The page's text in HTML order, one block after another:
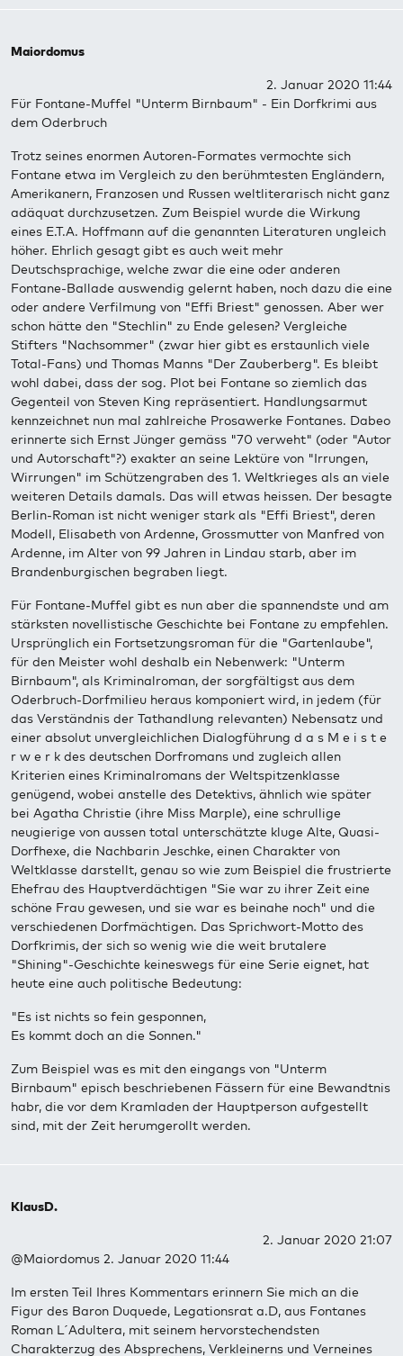
Maiordomus
2. Januar 2020 11:44
Für Fontane-Muffel "Unterm Birnbaum" - Ein Dorfkrimi aus
dem Oderbruch
Trotz seines enormen Autoren-Formates vermochte sich
Fontane etwa im Vergleich zu den berühmtesten Engländern,
Amerikanern, Franzosen und Russen weltliterarisch nicht ganz
adäquat durchzusetzen. Zum Beispiel wurde die Wirkung
eines E.T.A. Hoffmann auf die genannten Literaturen ungleich
höher. Ehrlich gesagt gibt es auch weit mehr
Deutschsprachige, welche zwar die eine oder anderen
Fontane-Ballade auswendig gelernt haben, noch dazu die eine
oder andere Verfilmung von "Effi Briest" genossen. Aber wer
schon hätte den "Stechlin" zu Ende gelesen? Vergleiche
Stifters "Nachsommer" (zwar hier gibt es erstaunlich viele
Total-Fans) und Thomas Manns "Der Zauberberg". Es bleibt
wohl dabei, dass der sog. Plot bei Fontane so ziemlich das
Gegenteil von Steven King repräsentiert. Handlungsarmut
kennzeichnet nun mal zahlreiche Prosawerke Fontanes. Dabeo
erinnerte sich Ernst Jünger gemäss "70 verweht" (oder "Autor
und Autorschaft"?) exakter an seine Lektüre von "Irrungen,
Wirrungen" im Schützengraben des 1. Weltkrieges als an viele
weiteren Details damals. Das will etwas heissen. Der besagte
Berlin-Roman ist nicht weniger stark als "Effi Briest", deren
Modell, Elisabeth von Ardenne, Grossmutter von Manfred von
Ardenne, im Alter von 99 Jahren in Lindau starb, aber im
Brandenburgischen begraben liegt.
Für Fontane-Muffel gibt es nun aber die spannendste und am
stärksten novellistische Geschichte bei Fontane zu empfehlen.
Ursprünglich ein Fortsetzungsroman für die "Gartenlaube",
für den Meister wohl deshalb ein Nebenwerk: "Unterm
Birnbaum", als Kriminalroman, der sorgfältigst aus dem
Oderbruch-Dorfmilieu heraus komponiert wird, in jedem (für
das Verständnis der Tathandlung relevanten) Nebensatz und
einer absolut unvergleichlichen Dialogführung d a s M e i s t e
r w e r k des deutschen Dorfromans und zugleich allen
Kriterien eines Kriminalromans der Weltspitzenklasse
genügend, wobei anstelle des Detektivs, ähnlich wie später
bei Agatha Christie (ihre Miss Marple), eine schrullige
neugierige von aussen total unterschätzte kluge Alte, Quasi-
Dorfhexe, die Nachbarin Jeschke, einen Charakter von
Weltklasse darstellt, genau so wie zum Beispiel die frustrierte
Ehefrau des Hauptverdächtigen "Sie war zu ihrer Zeit eine
schöne Frau gewesen, und sie war es beinahe noch" und die
verschiedenen Dorfmächtigen. Das Sprichwort-Motto des
Dorfkrimis, der sich so wenig wie die weit brutalere
"Shining"-Geschichte keineswegs für eine Serie eignet, hat
heute eine auch politische Bedeutung:
"Es ist nichts so fein gesponnen,
Es kommt doch an die Sonnen."
Zum Beispiel was es mit den eingangs von "Unterm
Birnbaum" episch beschriebenen Fässern für eine Bewandtnis
habr, die vor dem Kramladen der Hauptperson aufgestellt
sind, mit der Zeit herumgerollt werden.
KlausD.
2. Januar 2020 21:07
@Maiordomus 2. Januar 2020 11:44
Im ersten Teil Ihres Kommentars erinnern Sie mich an die
Figur des Baron Duquede, Legationsrat a.D, aus Fontanes
Roman L´Adultera, mit seinem hervorstechendsten
Charakterzug des Absprechens, Verkleinerns und Verneines